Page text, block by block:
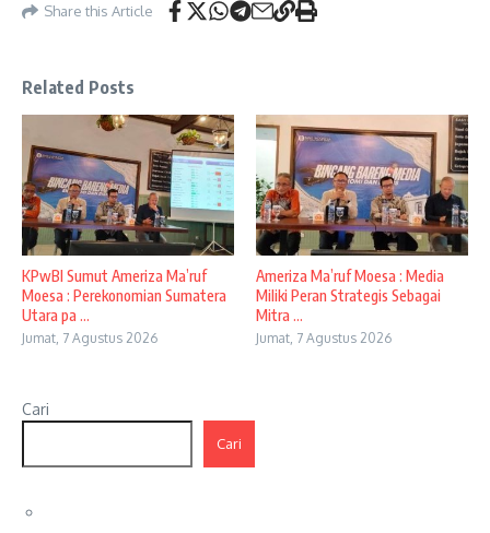
Share this Article
Related Posts
KPwBI Sumut Ameriza Ma’ruf
Moesa : Perekonomian Sumatera
Utara pa ...
Jumat, 7 Agustus 2026
Ameriza Ma’ruf Moesa : Media
Miliki Peran Strategis Sebagai
Mitra ...
Jumat, 7 Agustus 2026
Cari
Cari